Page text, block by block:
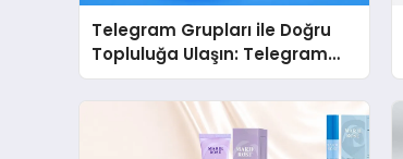
Telegram Grupları ile Doğru
Topluluğa Ulaşın: Telegram
Gruplarıyla Online
Topluluklara Katılım